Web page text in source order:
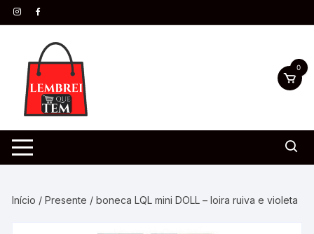
0
Início /Presente / boneca LQL mini DOLL – loira ruiva e violeta